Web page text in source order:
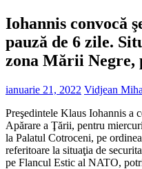
Iohannis convocă
pauză de 6 zile.
zona Mării Negre,
ianuarie 21, 2022 Vidjean
Preşedintele Klaus Iohannis a
Apărare a Ţării, pentru
la Palatul Cotroceni, pe
referitoare la situaţia de
pe Flancul Estic al NATO,